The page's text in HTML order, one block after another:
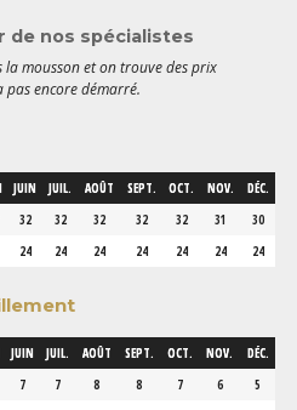
de nos spécialistes
la mousson et on trouve des prix
encore démarré.
JUIN JUIL. AOÛT SEPT. OCT. NOV.
DÉC.
32 32 32 32 32 31
30
24 24 24 24 24 24 24
JUIN JUIL. AOÛT SEPT. OCT. NOV.
DÉC.
7 7 8 8 7 6
5